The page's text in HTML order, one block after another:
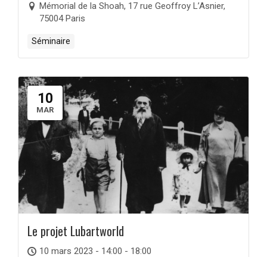
Mémorial de la Shoah, 17 rue Geoffroy L’Asnier,
75004 Paris
Séminaire
10
MAR
Le projet Lubartworld
10 mars 2023 - 14:00 - 18:00